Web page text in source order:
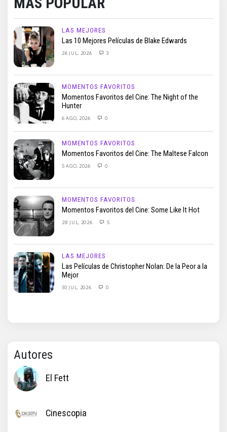
LAS MEJORES
Las 10 Mejores Películas de Blake Edwards
26 JUL, 2026 3
MOMENTOS FAVORITOS
Momentos Favoritos del Cine: The Night of the
Hunter
6 AGO, 2026 0
MOMENTOS FAVORITOS
Momentos Favoritos del Cine: The Maltese Falcon
5 AGO, 2026 0
MOMENTOS FAVORITOS
Momentos Favoritos del Cine: Some Like It Hot
28 JUL, 2026 5
LAS MEJORES
Las Películas de Christopher Nolan: De la Peor a la
Mejor
30 JUL, 2026 0
Autores
El Fett
Cinescopia